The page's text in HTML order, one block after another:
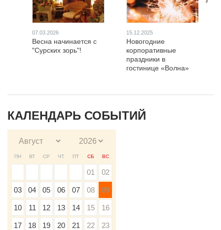
07.03.2026
Весна начинается с
"Сурских зорь"!
15.12.2025
Новогодние
корпоративные
праздники в
гостинице «Волна»
КАЛЕНДАРЬ СОБЫТИЙ
ПН ВТ СР ЧТ ПТ СБ ВС
01 02
03 04 05 06 07 08 09
10 11 12 13 14 15 16
17 18 19 20 21 22 23